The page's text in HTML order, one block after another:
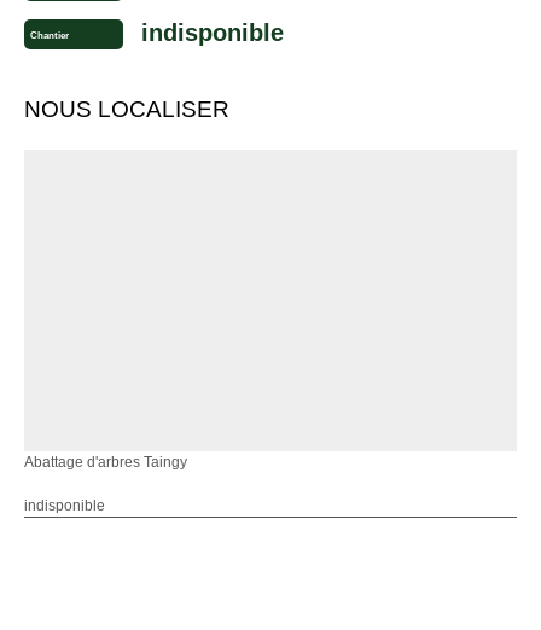
Chantier indisponible
NOUS LOCALISER
Abattage d'arbres Taingy
indisponible